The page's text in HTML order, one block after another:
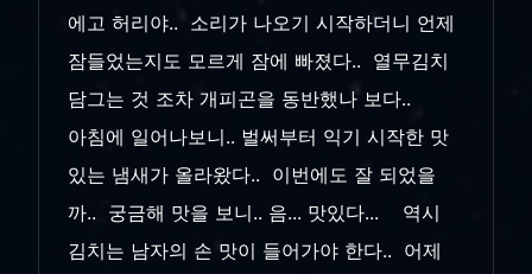
에고 허리야.. 소리가 나오기 시작하더니 언제
잠들었는지도 모르게 잠에 빠졌다.. 열무김치
담그는 것 조차 개피곤을 동반했나 보다..
아침에 일어나보니.. 벌써부터 익기 시작한 맛
있는 냄새가 올라왔다.. 이번에도 잘 되었을
까.. 궁금해 맛을 보니.. 음... 맛있다... 역시
김치는 남자의 손 맛이 들어가야 한다.. 어제